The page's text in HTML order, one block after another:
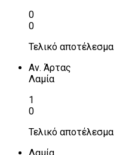
0
0
Τελικό αποτέλεσμα
Αν. Άρτας
Λαμία
1
0
Τελικό αποτέλεσμα